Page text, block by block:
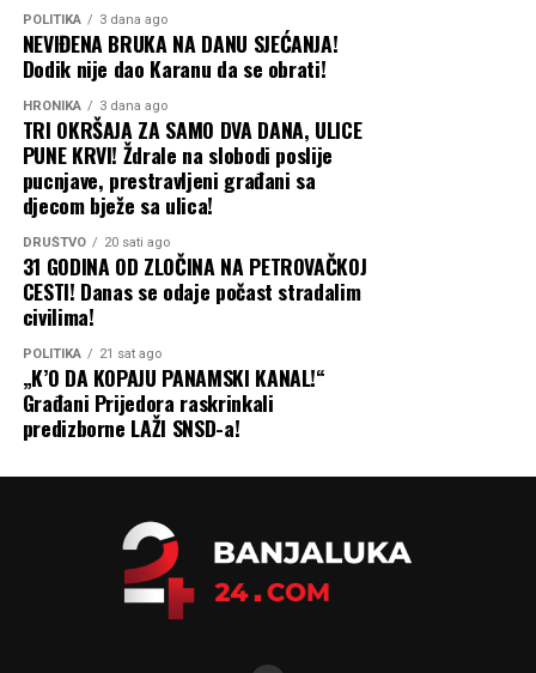
POLITIKA 3 dana ago
NEVIĐENA BRUKA NA DANU SJEĆANJA!
Dodik nije dao Karanu da se obrati!
HRONIKA 3 dana ago
TRI OKRŠAJA ZA SAMO DVA DANA, ULICE
PUNE KRVI! Ždrale na slobodi poslije
pucnjave, prestravljeni građani sa
djecom bježe sa ulica!
DRUŠTVO 20 sati ago
31 GODINA OD ZLOČINA NA PETROVAČKOJ
CESTI! Danas se odaje počast stradalim
civilima!
POLITIKA 21 sat ago
„K’O DA KOPAJU PANAMSKI KANAL!“
Građani Prijedora raskrinkali
predizborne LAŽI SNSD-a!